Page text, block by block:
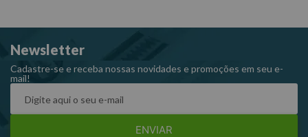
Newsletter
Cadastre-se e receba nossas novidades e promoções em seu e-
mail!
ENVIAR